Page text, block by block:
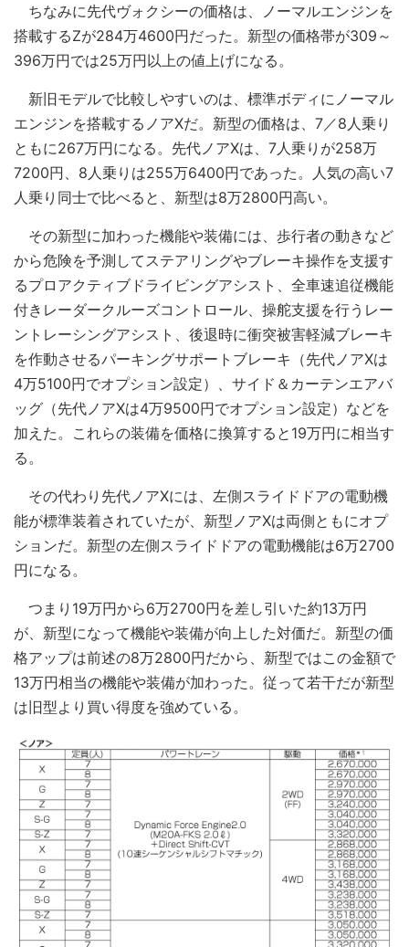
ちなみに先代ヴォクシーの価格は、ノーマルエンジンを
搭載するZが284万4600円だった。新型の価格帯が309～
396万円では25万円以上の値上げになる。
新旧モデルで比較しやすいのは、標準ボディにノーマル
エンジンを搭載するノアXだ。新型の価格は、7／8人乗り
ともに267万円になる。先代ノアXは、7人乗りが258万
7200円、8人乗りは255万6400円であった。人気の高い7
人乗り同士で比べると、新型は8万2800円高い。
その新型に加わった機能や装備には、歩行者の動きなど
から危険を予測してステアリングやブレーキ操作を支援す
るプロアクティブドライビングアシスト、全車速追従機能
付きレーダークルーズコントロール、操舵支援を行うレー
ントレーシングアシスト、後退時に衝突被害軽減ブレーキ
を作動させるパーキングサポートブレーキ（先代ノアXは
4万5100円でオプション設定）、サイド＆カーテンエアバ
ッグ（先代ノアXは4万9500円でオプション設定）などを
加えた。これらの装備を価格に換算すると19万円に相当す
る。
その代わり先代ノアXには、左側スライドドアの電動機
能が標準装着されていたが、新型ノアXは両側ともにオプ
ションだ。新型の左側スライドドアの電動機能は6万2700
円になる。
つまり19万円から6万2700円を差し引いた約13万円
が、新型になって機能や装備が向上した対価だ。新型の価
格アップは前述の8万2800円だから、新型ではこの金額で
13万円相当の機能や装備が加わった。従って若干だが新型
は旧型より買い得度を強めている。